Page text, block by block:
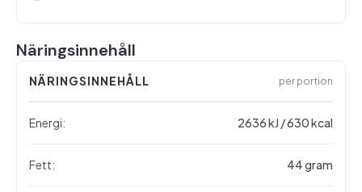
Näringsinnehåll
NÄRINGSINNEHÅLL per portion
Energi: 2636 kJ / 630 kcal
Fett: 44 gram